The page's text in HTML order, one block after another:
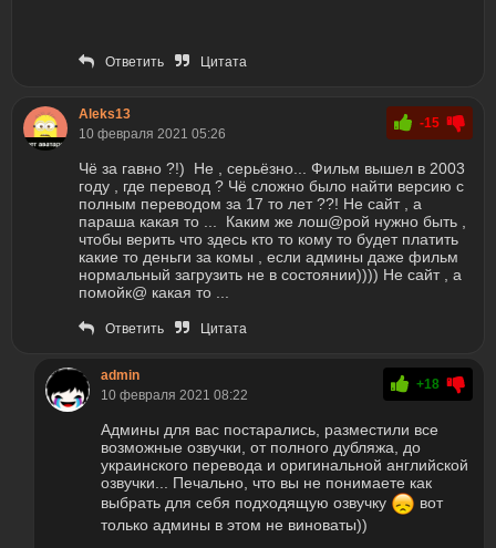
Ответить Цитата
Aleks13
10 февраля 2021 05:26
-15
Чё за гавно ?!) Не , серьёзно... Фильм вышел в 2003
году , где перевод ? Чё сложно было найти версию с
полным переводом за 17 то лет ??! Не сайт , а
параша какая то ... Каким же лош@рой нужно быть ,
чтобы верить что здесь кто то кому то будет платить
какие то деньги за комы , если админы даже фильм
нормальный загрузить не в состоянии)))) Не сайт , а
помойк@ какая то ...
Ответить Цитата
admin
10 февраля 2021 08:22
+18
Админы для вас постарались, разместили все
возможные озвучки, от полного дубляжа, до
украинского перевода и оригинальной английской
озвучки... Печально, что вы не понимаете как
выбрать для себя подходящую озвучку
вот
только админы в этом не виноваты))